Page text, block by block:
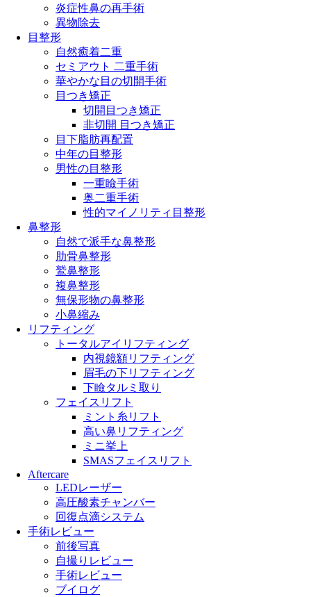
炎症性鼻の再手術
異物除去
目整形
自然癒着二重
セミアウト 二重手術
華やかな目の切開手術
目つき矯正
切開目つき矯正
非切開 目つき矯正
目下脂肪再配置
中年の目整形
男性の目整形
一重瞼手術
奥二重手術
性的マイノリティ目整形
鼻整形
自然で派手な鼻整形
肋骨鼻整形
鷲鼻整形
複鼻整形
無保形物の鼻整形
小鼻縮み
リフティング
トータルアイリフティング
内視鏡額リフティング
眉毛の下リフティング
下瞼タルミ取り
フェイスリフト
ミント糸リフト
高い鼻リフティング
ミニ挙上
SMASフェイスリフト
Aftercare
LEDレーザー
高圧酸素チャンバー
回復点滴システム
手術レビュー
前後写真
自撮りレビュー
手術レビュー
ブイログ